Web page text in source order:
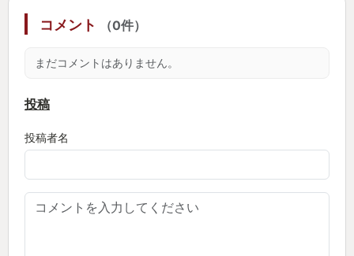
陽気な戦闘BGMがゲームを盛り上げる。第二部では
５年前のような平穏な日常には戻れない、戦争の最
リアクションも異なってくるため、とんでもなく永
のボリュームがある。
コメント （0件）
まだコメントはありません。
投稿
投稿者名